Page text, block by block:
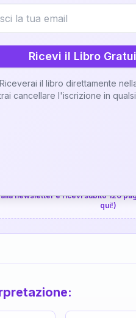
newsletter e ricevi subito 120
qui!)
Ricevi il Libro
Riceverai il libro direttamente
cancellare l'iscrizione in